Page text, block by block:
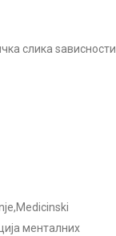
слика ѕависности
менталних